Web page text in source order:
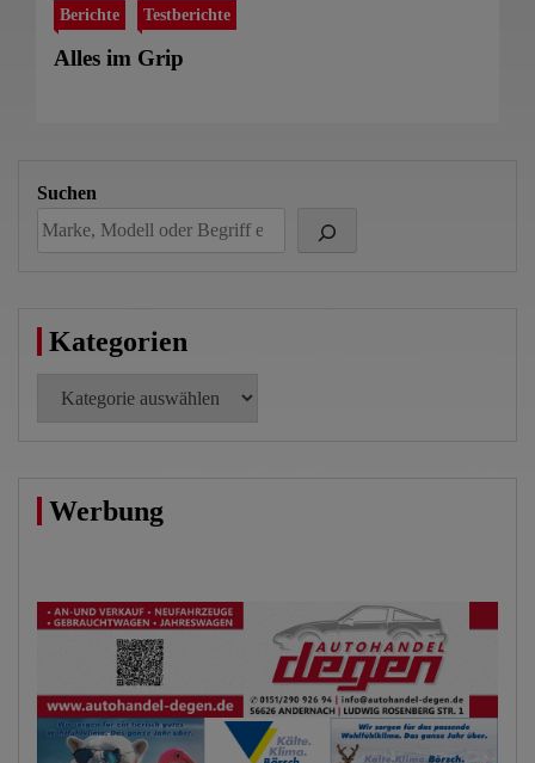
Berichte Testberichte
Alles im Grip
Suchen
Kategorien
Werbung